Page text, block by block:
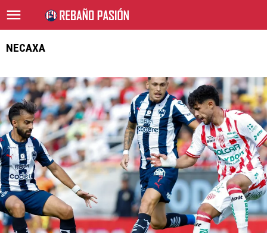
NECAXA